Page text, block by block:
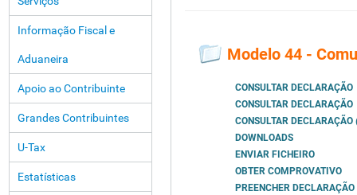
Informação Fiscal e
Aduaneira
Apoio ao Contribuinte
Grandes Contribuintes
U-Tax
Estatísticas
Modelo 44 -
CONSULTAR DECLARAÇÃO
CONSULTAR DECLARAÇÃO
CONSULTAR
DOWNLOADS
ENVIAR FICHEIRO
OBTER COMPROVATIVO
PREENCHER DECLARAÇÃO